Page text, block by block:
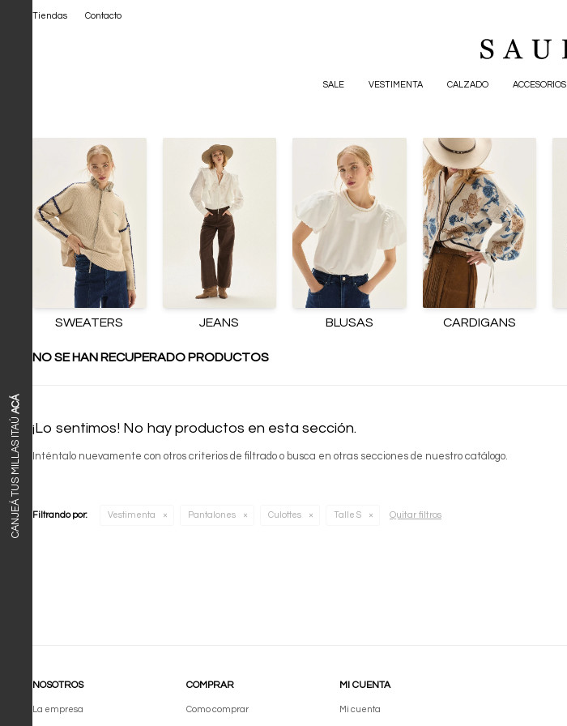
SALE VESTIMENTA CALZADO ACCESORIOS
Tiendas Contacto
CANJEÁ TUS MILLAS ITAÚ
ACÁ
SWEATERS JEANS BLUSAS CARDIGANS
NO SE HAN RECUPERADO PRODUCTOS
¡Lo sentimos! No hay productos en esta sección.
Inténtalo nuevamente con otros criterios de filtrado o busca en otras secciones de nuestro catálogo.
Filtrando por: Vestimenta Pantalones Culottes Talle S Quitar filtros
NOSOTROS
La empresa
COMPRAR
Como comprar
MI CUENTA
Mi cuenta